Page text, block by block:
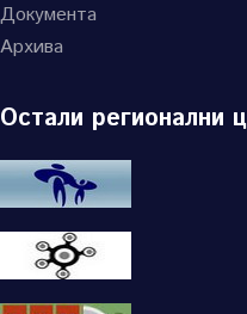
Документа
Архива
Остали регионални